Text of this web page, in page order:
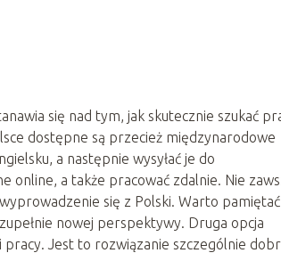
się nad tym, jak skutecznie szukać
dostępne są przecież międzynarodowe
a następnie wysyłać je do
online, a także pracować zdalnie. Nie
się z Polski. Warto
nowej perspektywy. Druga opcja
Jest to rozwiązanie szczególnie